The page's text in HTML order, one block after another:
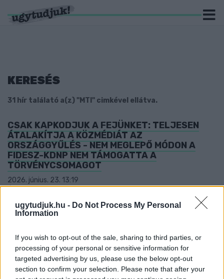
ugytudjuk.hu - Do Not Process My Personal
Information
If you wish to opt-out of the sale, sharing to third parties, or
processing of your personal or sensitive information for
targeted advertising by us, please use the below opt-out
section to confirm your selection. Please note that after your
KERESÉS
31 hír találató a(z) "MTI" cimkével ellátva.
CSAK KAPKODJUK A FEJÜNKET: TELJESEN
ÁTALAKÍTJA A KÖZMÉDIÁT AZ
ORSZÁGGYŰLÉS - NEM MEGLEPŐ MÓDON A
FIDESZ-KDNP NEM TÁMOGATTA A
TÖRVÉNYCSOMAGOT
2026. június. 23. 13:19
Új intézmények jönnek létre, önálló lesz az MTI, megszűnik az
közszolgálati média.
KÉSZÜLTSÉGBEN”
2026. március. 05. 12:08
A miniszterelnök szerint a közel-keleti konfliktus miatt
erősítették meg a biztonsági intézkedéseket.